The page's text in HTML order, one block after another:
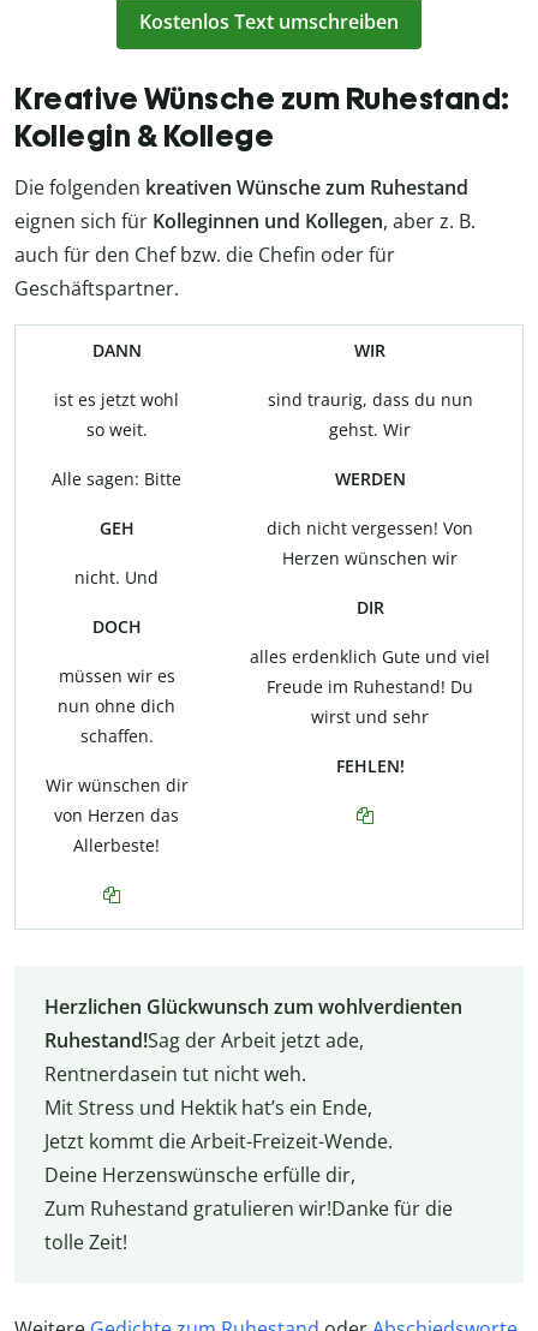
Kostenlos Text umschreiben
Kreative Wünsche zum Ruhestand:
Kollegin & Kollege
Die folgenden kreativen Wünsche zum Ruhestand
eignen sich für Kolleginnen und Kollegen, aber z. B.
auch für den Chef bzw. die Chefin oder für
Geschäftspartner.
DANN
ist es jetzt wohl
so weit.
Alle sagen: Bitte
GEH
nicht. Und
DOCH
müssen wir es
nun ohne dich
schaffen.
Wir wünschen dir
von Herzen das
Allerbeste!
WIR
sind traurig, dass du nun
gehst. Wir
WERDEN
dich nicht vergessen! Von
Herzen wünschen wir
DIR
alles erdenklich Gute und viel
Freude im Ruhestand! Du
wirst und sehr
FEHLEN!
Herzlichen Glückwunsch zum wohlverdienten
Ruhestand!Sag der Arbeit jetzt ade,
Rentnerdasein tut nicht weh.
Mit Stress und Hektik hat’s ein Ende,
Jetzt kommt die Arbeit-Freizeit-Wende.
Deine Herzenswünsche erfülle dir,
Zum Ruhestand gratulieren wir!Danke für die
tolle Zeit!